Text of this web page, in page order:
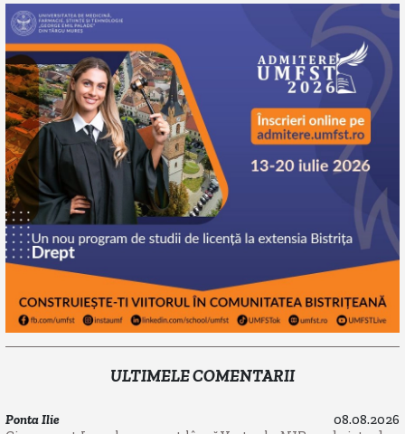
ULTIMELE COMENTARII
Ponta Ilie
08.08.2026